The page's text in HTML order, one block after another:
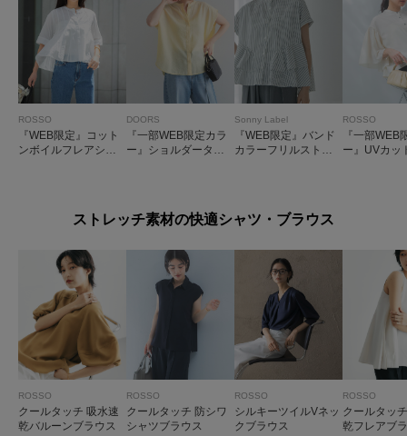
ROSSO
『WEB限定』コット
ンボイルフレアシャ
DOORS
『一部WEB限定カラ
ー』ショルダータッ
Sonny Label
『WEB限定』バンド
カラーフリルストラ
ROSSO
『一部WEB
ー』UVカッ
ストレッチ素材の快適シャツ・ブラウス
ROSSO
クールタッチ 吸水速
乾バルーンブラウス
ROSSO
クールタッチ 防シワ
シャツブラウス
ROSSO
シルキーツイルVネッ
クブラウス
ROSSO
クールタッ
乾フレアブ